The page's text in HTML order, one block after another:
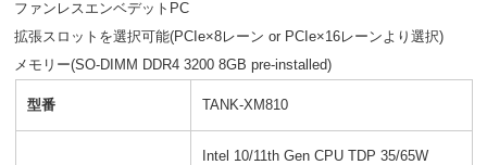
ファンレスエンベデットPC
拡張スロットを選択可能(PCIe×8レーン or PCIe×16レーンより選択)
メモリー(SO-DIMM DDR4 3200 8GB pre-installed)
型番 TANK-XM810
Intel 10/11th Gen CPU TDP 35/65W